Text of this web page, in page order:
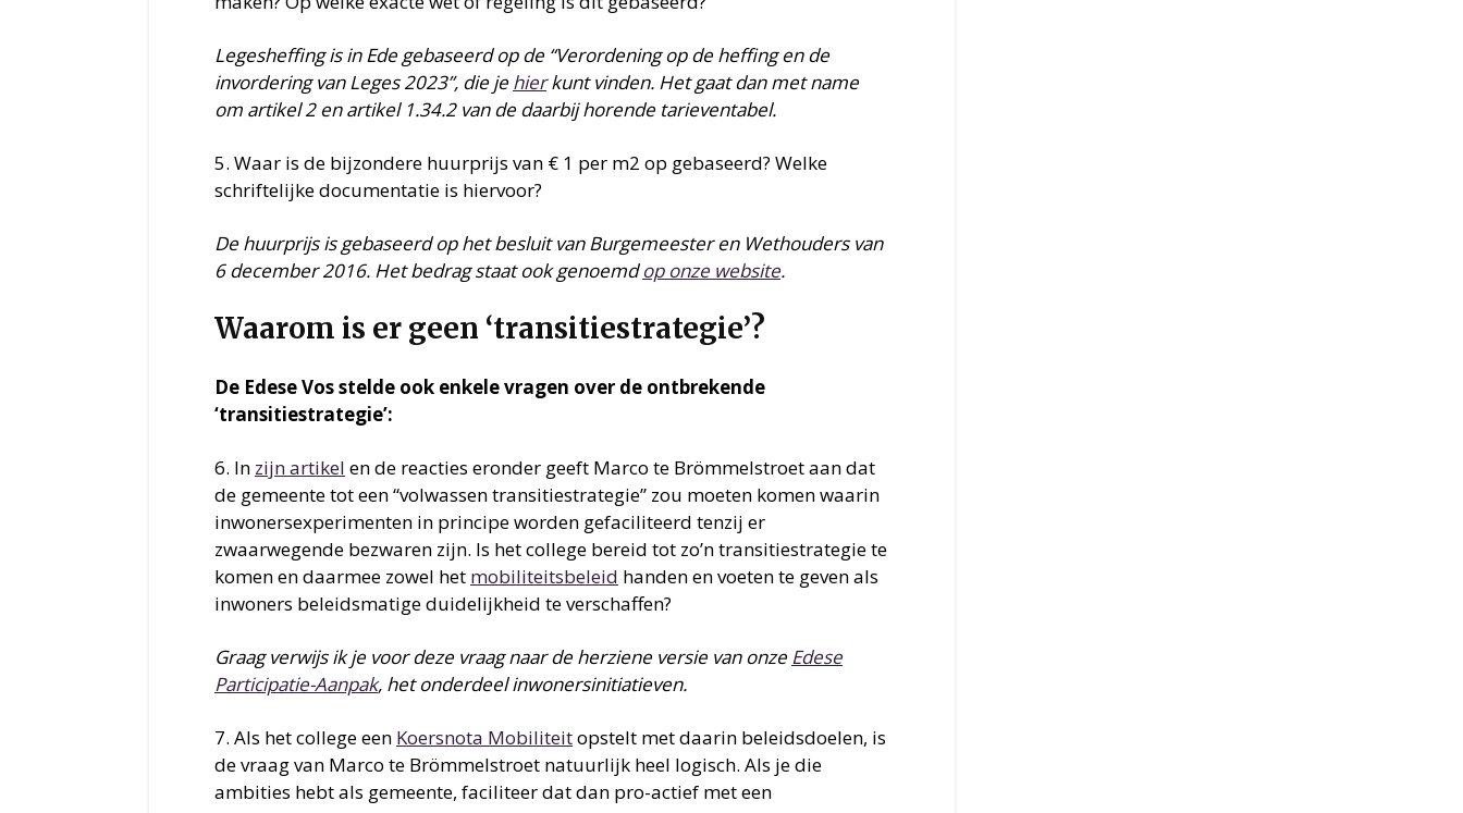
Legesheffing is in Ede gebaseerd op de “Verordening op de heffing en de
invordering van Leges 2023”, die jehierkunt vinden. Het gaat dan met name
om artikel 2 en artikel 1.34.2 van de daarbij horende tarieventabel.
5. Waar is de bijzondere huurprijs van € 1 per m2 op gebaseerd? Welke
schriftelijke documentatie is hiervoor?
De huurprijs is gebaseerd op het besluit van Burgemeester en Wethouders van
6 december 2016. Het bedrag staat ook genoemdop onze website.
Waarom is er geen ‘transitiestrategie’?
De Edese Vos stelde ook enkele vragen over de ontbrekende
‘transitiestrategie’:
6. In zijn artikel en de reacties eronder geeft Marco te Brömmelstroet aan dat
de gemeente tot een “volwassen transitiestrategie” zou moeten komen waarin
inwonersexperimenten in principe worden gefaciliteerd tenzij er
zwaarwegende bezwaren zijn. Is het college bereid tot zo’n transitiestrategie te
komen en daarmee zowel het mobiliteitsbeleid handen en voeten te geven als
inwoners beleidsmatige duidelijkheid te verschaffen?
Graag verwijs ik je voor deze vraag naar de herziene versie van onzeEdese
Participatie-Aanpak, het onderdeel inwonersinitiatieven.
7. Als het college een Koersnota Mobiliteitopstelt met daarin beleidsdoelen, is
de vraag van Marco te Brömmelstroet natuurlijk heel logisch. Als je die
ambities hebt als gemeente, faciliteer dat dan pro-actief met een